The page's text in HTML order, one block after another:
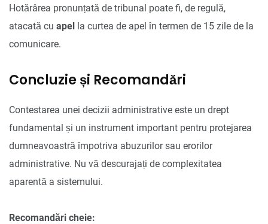
Hotărârea pronunțată de tribunal poate fi, de regulă,
atacată cu apel la curtea de apel în termen de 15 zile de la
comunicare.
Concluzie și Recomandări
Contestarea unei decizii administrative este un drept
fundamental și un instrument important pentru protejarea
dumneavoastră împotriva abuzurilor sau erorilor
administrative. Nu vă descurajați de complexitatea
aparentă a sistemului.
Recomandări cheie: